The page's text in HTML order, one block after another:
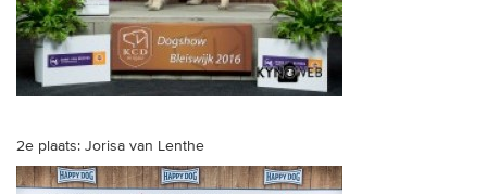
2e plaats: Jorisa van Lenthe